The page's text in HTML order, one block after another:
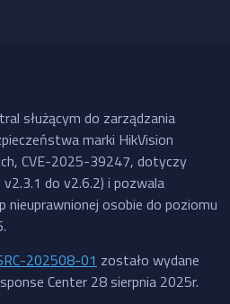
służącym do zarządzania
marki HikVision
CVE-2025-39247, dotyczy
do v2.6.2) i pozwala
osobie do poziomu
202508-01 zostało wydane
Center 28 sierpnia 2025r.